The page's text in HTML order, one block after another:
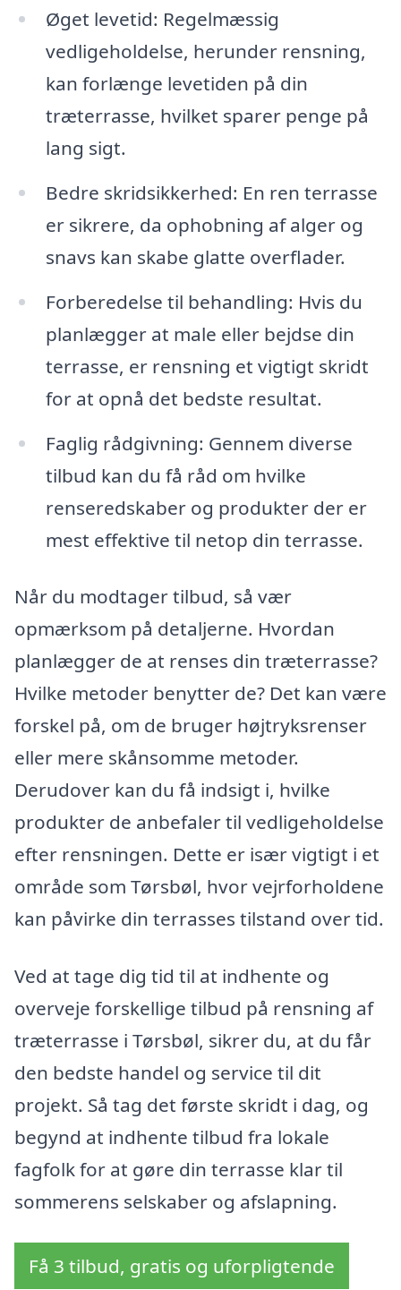
Øget levetid: Regelmæssig
vedligeholdelse, herunder rensning,
kan forlænge levetiden på din
træterrasse, hvilket sparer penge på
lang sigt.
Bedre skridsikkerhed: En ren terrasse
er sikrere, da ophobning af alger og
snavs kan skabe glatte overflader.
Forberedelse til behandling: Hvis du
planlægger at male eller bejdse din
terrasse, er rensning et vigtigt skridt
for at opnå det bedste resultat.
Faglig rådgivning: Gennem diverse
tilbud kan du få råd om hvilke
renseredskaber og produkter der er
mest effektive til netop din terrasse.
Når du modtager tilbud, så vær
opmærksom på detaljerne. Hvordan
planlægger de at renses din træterrasse?
Hvilke metoder benytter de? Det kan være
forskel på, om de bruger højtryksrenser
eller mere skånsomme metoder.
Derudover kan du få indsigt i, hvilke
produkter de anbefaler til vedligeholdelse
efter rensningen. Dette er især vigtigt i et
område som Tørsbøl, hvor vejrforholdene
kan påvirke din terrasses tilstand over tid.
Ved at tage dig tid til at indhente og
overveje forskellige tilbud på rensning af
træterrasse i Tørsbøl, sikrer du, at du får
den bedste handel og service til dit
projekt. Så tag det første skridt i dag, og
begynd at indhente tilbud fra lokale
fagfolk for at gøre din terrasse klar til
sommerens selskaber og afslapning.
Få 3 tilbud, gratis og uforpligtende